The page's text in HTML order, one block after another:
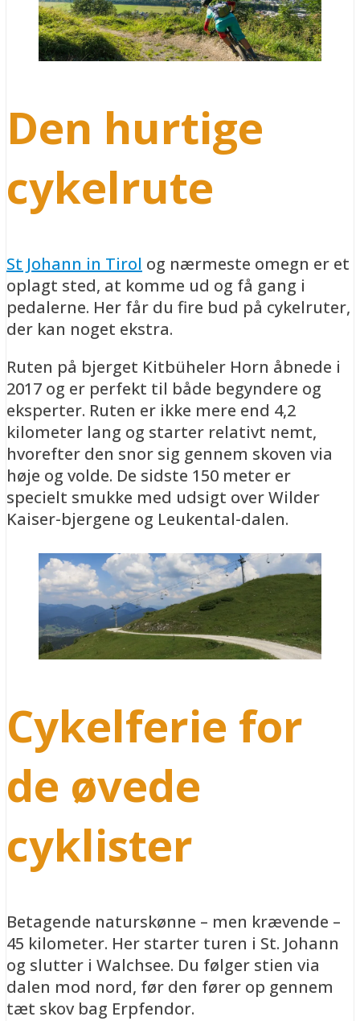
Den hurtige
cykelrute
St Johann in Tirol og nærmeste omegn er et
oplagt sted, at komme ud og få gang i
pedalerne. Her får du fire bud på cykelruter,
der kan noget ekstra.
Ruten på bjerget Kitbüheler Horn åbnede i
2017 og er perfekt til både begyndere og
eksperter. Ruten er ikke mere end 4,2
kilometer lang og starter relativt nemt,
hvorefter den snor sig gennem skoven via
høje og volde. De sidste 150 meter er
specielt smukke med udsigt over Wilder
Kaiser-bjergene og Leukental-dalen.
Cykelferie for
de øvede
cyklister
Betagende naturskønne – men krævende –
45 kilometer. Her starter turen i St. Johann
og slutter i Walchsee. Du følger stien via
dalen mod nord, før den fører op gennem
tæt skov bag Erpfendor.